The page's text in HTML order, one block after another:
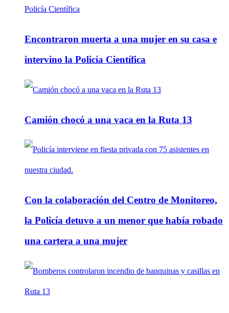
Encontraron muerta a una mujer en su casa e
intervino la Policía Científica
Camión chocó a una vaca en la Ruta 13
Con la colaboración del Centro de Monitoreo,
la Policía detuvo a un menor que había robado
una cartera a una mujer